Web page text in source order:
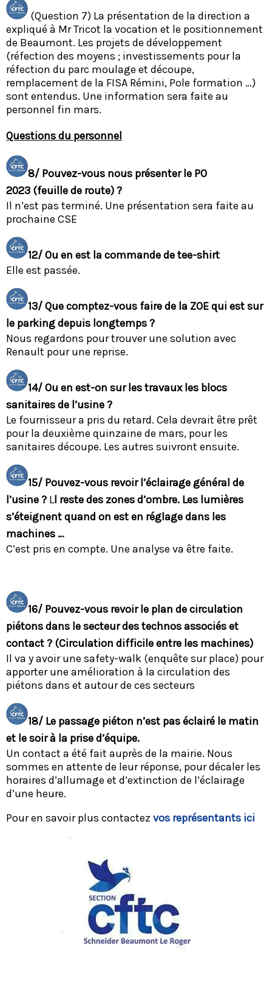
​ (Question 7) La présentation de la direction a
expliqué à Mr Tricot la vocation et le positionnement
de Beaumont. Les projets de développement
(réfection des moyens ; investissements pour la
réfection du parc moulage et découpe,
remplacement de la FISA Rémini, Pole formation …)
sont entendus. Une information sera faite au
personnel fin mars.
Questions du personnel
8/ Pouvez-vous nous présenter le PO
2023 (feuille de route) ?
Il n’est pas terminé. Une présentation sera faite au
prochaine CSE
12/ Ou en est la commande de tee-shirt
Elle est passée.
13/ Que comptez-vous faire de la ZOE qui est sur
le parking depuis longtemps ?
Nous regardons pour trouver une solution avec
Renault pour une reprise.
14/ Ou en est-on sur les travaux les blocs
sanitaires de l’usine ?
Le fournisseur a pris du retard. Cela devrait être prêt
pour la deuxième quinzaine de mars, pour les
sanitaires découpe. Les autres suivront ensuite.
15/ Pouvez-vous revoir l’éclairage général de
l’usine ? Ll reste des zones d’ombre. Les lumières
s’éteignent quand on est en réglage dans les
machines …
C’est pris en compte. Une analyse va être faite.
16/ Pouvez-vous revoir le plan de circulation
piétons dans le secteur des technos associés et
contact ? (Circulation difficile entre les machines)
Il va y avoir une safety-walk (enquête sur place) pour
apporter une amélioration à la circulation des
piétons dans et autour de ces secteurs
18/ Le passage piéton n’est pas éclairé le matin
et le soir à la prise d’équipe.
Un contact a été fait auprès de la mairie. Nous
sommes en attente de leur réponse, pour décaler les
horaires d’allumage et d’extinction de l’éclairage
d’une heure.
Pour en savoir plus contactez vos représentants ici